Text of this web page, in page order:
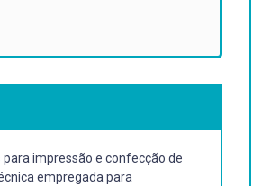
impressão e confecção de
empregada para